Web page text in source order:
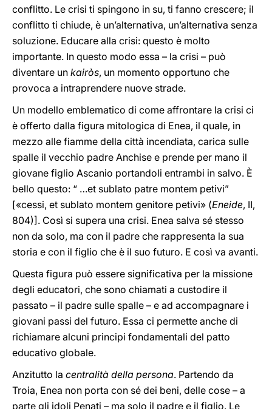
conflitto. Le crisi ti spingono in su, ti fanno crescere; il
conflitto ti chiude, è un’alternativa, un’alternativa senza
soluzione. Educare alla crisi: questo è molto
importante. In questo modo essa – la crisi – può
diventare un kairòs, un momento opportuno che
provoca a intraprendere nuove strade.
Un modello emblematico di come affrontare la crisi ci
è offerto dalla figura mitologica di Enea, il quale, in
mezzo alle fiamme della città incendiata, carica sulle
spalle il vecchio padre Anchise e prende per mano il
giovane figlio Ascanio portandoli entrambi in salvo. È
bello questo: “ …et sublato patre montem petivi”
[«cessi, et sublato montem genitore petivi» (Eneide, II,
804)]. Così si supera una crisi. Enea salva sé stesso
non da solo, ma con il padre che rappresenta la sua
storia e con il figlio che è il suo futuro. E così va avanti.
Questa figura può essere significativa per la missione
degli educatori, che sono chiamati a custodire il
passato – il padre sulle spalle – e ad accompagnare i
giovani passi del futuro. Essa ci permette anche di
richiamare alcuni principi fondamentali del patto
educativo globale.
Anzitutto la centralità della persona. Partendo da
Troia, Enea non porta con sé dei beni, delle cose – a
parte gli idoli Penati – ma solo il padre e il figlio. Le